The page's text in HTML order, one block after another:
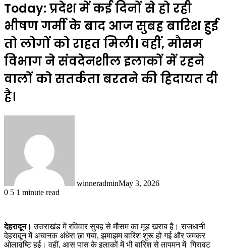
Today: प्रदेश में कई दिनों से हो रही
भीषण गर्मी के बाद आज सुबह बारिश हुई
तो लोगों को राहत मिली। वहीं, मौसम
विभाग ने संवदेनशील इलाकों में रहने
वालों को सतर्कता बरतने की हिदायत दी
है।
winneradminMay 3, 2026
0 5 1 minute read
देहरादून। उत्तराखंड में रविवार सुबह से मौसम का मूड खराब है। राजधानी
देहरादून में अचानक अंधेरा छा गया, झमाझम बारिश शुरू हो गई और जमकर
ओलावृष्टि हुई। वहीं, आस पास के इलाकों में भी बारिश से तापमन में गिरावट